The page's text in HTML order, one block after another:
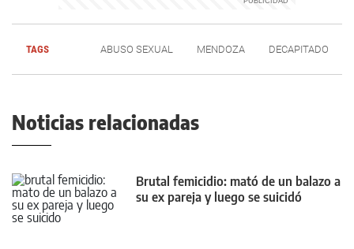
TAGS ABUSO SEXUAL MENDOZA DECAPITADO
Noticias relacionadas
Brutal femicidio: mató de un balazo a
su ex pareja y luego se suicidó